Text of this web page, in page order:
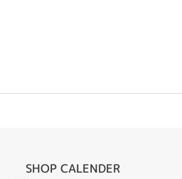
SHOP CALENDER